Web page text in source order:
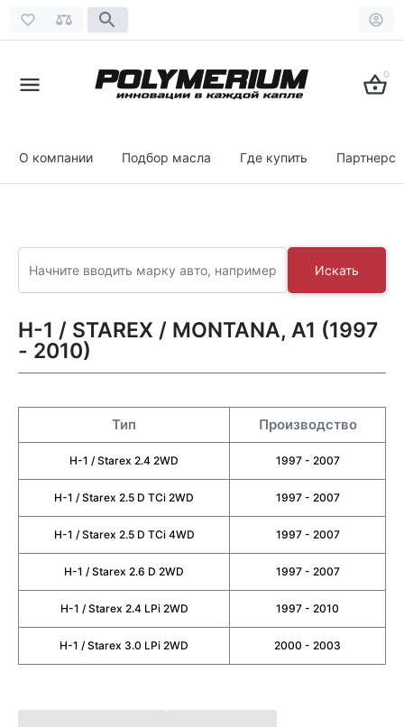
0
О компании Подбор масла Где купить
Искать
H-1 / STAREX / MONTANA, A1 (1997
- 2010)
Тип Производство
H-1 / Starex 2.4 2WD 1997 - 2007
H-1 / Starex 2.5 D TCi 2WD 1997 - 2007
H-1 / Starex 2.5 D TCi 4WD 1997 - 2007
H-1 / Starex 2.6 D 2WD 1997 - 2007
H-1 / Starex 2.4 LPi 2WD 1997 - 2010
H-1 / Starex 3.0 LPi 2WD 2000 - 2003